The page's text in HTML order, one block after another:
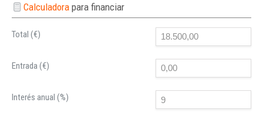
Calculadorapara financiar
Total (€)
Entrada (€)
Interés anual (%)